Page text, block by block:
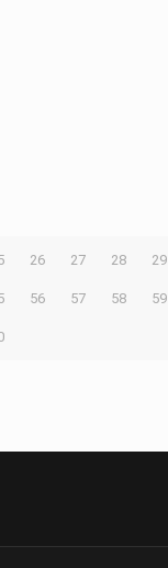
26 27 28 29
56 57 58 59